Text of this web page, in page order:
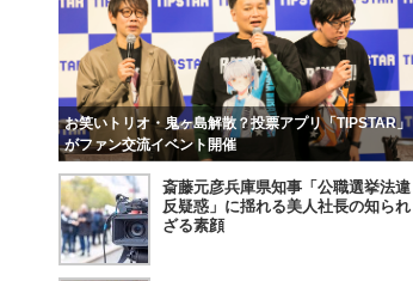
お笑いトリオ・鬼ヶ島解散？投票アプリ「TIPSTAR」
がファン交流イベント開催
斎藤元彦兵庫県知事「公職選挙法違
反疑惑」に揺れる美人社長の知られ
ざる素顔